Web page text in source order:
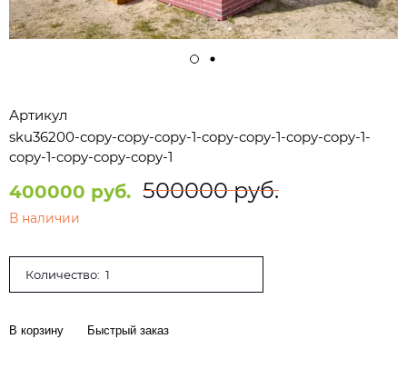
Артикул
sku36200-copy-copy-copy-1-copy-copy-1-copy-copy-1-
copy-1-copy-copy-copy-1
400000 руб. 500000 руб.
В наличии
Количество:
В корзину Быстрый заказ